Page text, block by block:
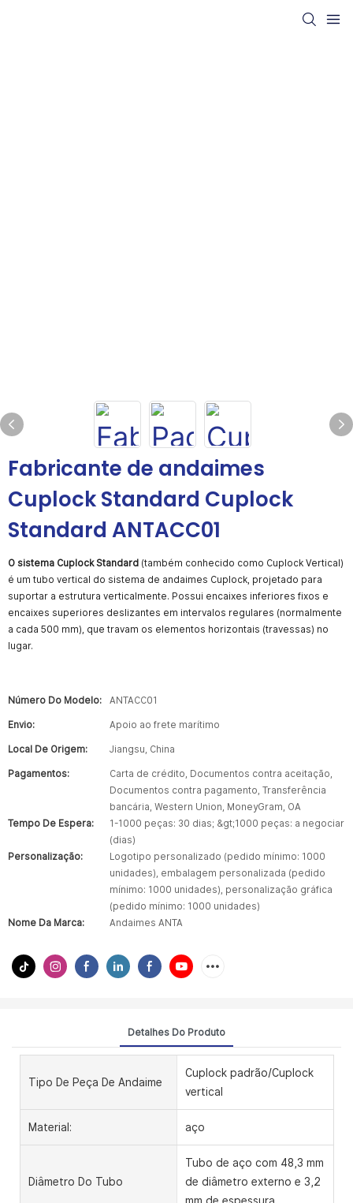
Fabricante de andaimes
Cuplock Standard Cuplock
Standard ANTACC01
O sistema Cuplock Standard (também conhecido como Cuplock Vertical)
é um tubo vertical do sistema de andaimes Cuplock, projetado para
suportar a estrutura verticalmente. Possui encaixes inferiores fixos e
encaixes superiores deslizantes em intervalos regulares (normalmente
a cada 500 mm), que travam os elementos horizontais (travessas) no
lugar.
Número Do Modelo: ANTACC01
Envio: Apoio ao frete marítimo
Local De Origem: Jiangsu, China
Pagamentos:
Carta de crédito, Documentos contra aceitação,
Documentos contra pagamento, Transferência
bancária, Western Union, MoneyGram, OA
Tempo De Espera:
1-1000 peças: 30 dias; &gt;1000 peças: a negociar
(dias)
Personalização:
Logotipo personalizado (pedido mínimo: 1000
unidades), embalagem personalizada (pedido
mínimo: 1000 unidades), personalização gráfica
(pedido mínimo: 1000 unidades)
Nome Da Marca:
Andaimes ANTA
Detalhes Do Produto
Tipo De Peça De Andaime
Cuplock padrão/Cuplock
vertical
Material: aço
Diâmetro Do Tubo
Tubo de aço com 48,3 mm
de diâmetro externo e 3,2